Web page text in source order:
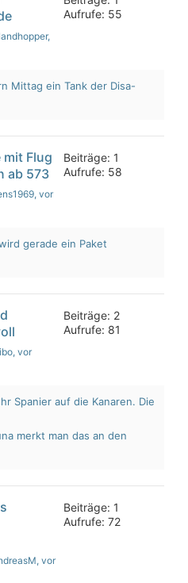
,
Aufrufe: 55
Mittag ein Tank der Disa-
mit Flug
ab 573
, vor
Beiträge: 1
Aufrufe: 58
gerade ein Paket
, vor
Beiträge: 2
Aufrufe: 81
Spanier auf die Kanaren. Die
merkt man das an den
, vor
Beiträge: 1
Aufrufe: 72